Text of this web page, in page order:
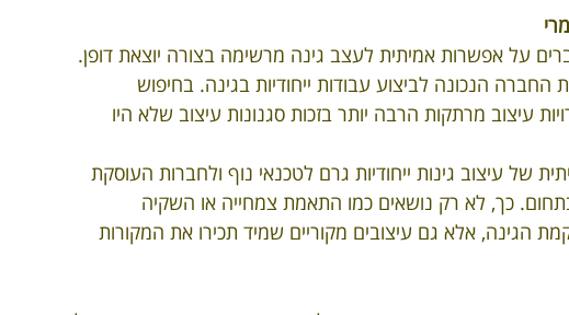
מכירת דשא סינטטי עיצוב גינה אנגלית מתכנן נוף
עיצוב גינות ייחודיות עיצוב גינות נוי הקמת גינה יפנית
על אפשרות אמיתית לעצב גינה מרשימה בצורה יוצאת דופן.
הנכונה לביצוע עבודות ייחודיות בגינה. בחיפוש
עיצוב מרתקות הרבה יותר בזכות סגנונות עיצוב שלא היו
של עיצוב גינות ייחודיות גרם לטכנאי נוף ולחברות העוסקת
בתחום. כך, לא רק נושאים כמו התאמת צמחייה או השקיה
הגינה, אלא גם עיצובים מקוריים שמיד תכירו את המקורות